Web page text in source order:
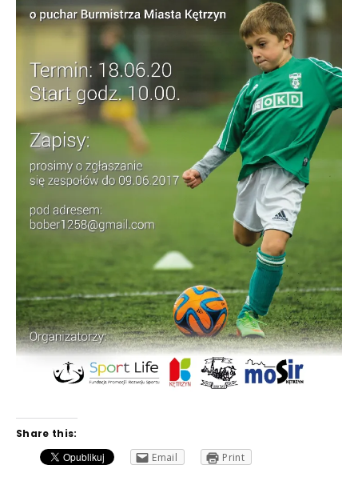
Share this:
Email
Print